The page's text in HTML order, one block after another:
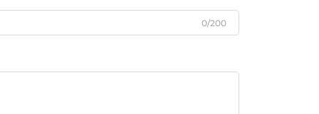
0/200